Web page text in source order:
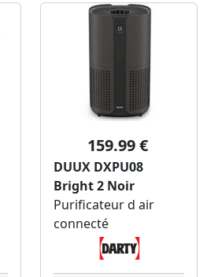
159.99 €
DUUX DXPU08
Bright 2 Noir
Purificateur d air
connecté